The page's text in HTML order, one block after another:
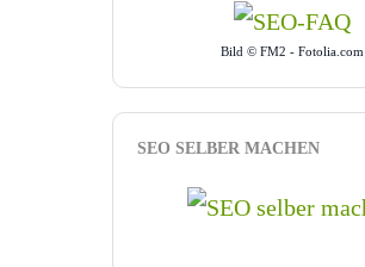
Bild © FM2 - Fotolia.com
SEO SELBER MACHEN